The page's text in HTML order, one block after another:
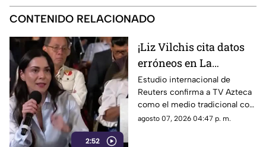
CONTENIDO RELACIONADO
2:52
¡Liz Vilchis cita datos
erróneos en La
Mañanera: Estudio de
Reuters confirma
liderazgo de TV Azteca
en alcance y
Estudio internacional de
Reuters confirma a TV Azteca
como el medio tradicional con
mayor alcance y credibilidad
agosto 07, 2026 04:47 p. m.